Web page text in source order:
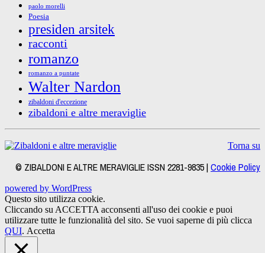
paolo morelli
Poesia
presiden arsitek
racconti
romanzo
romanzo a puntate
Walter Nardon
zibaldoni d'eccezione
zibaldoni e altre meraviglie
Torna su
© ZIBALDONI E ALTRE MERAVIGLIE ISSN 2281-9835 | Cookie Policy
powered by WordPress
Questo sito utilizza cookie.
Cliccando su ACCETTA acconsenti all'uso dei cookie e puoi
utilizzare tutte le funzionalità del sito. Se vuoi saperne di più clicca
QUI. Accetta